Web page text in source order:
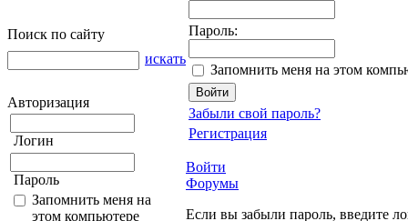
Поиск по сайту
искать
Авторизация
Логин
Пароль
Запомнить меня на
этом компьютере
Пароль:
Запомнить меня на этом
Забыли свой пароль?
Регистрация
Войти
Форумы
Если вы забыли пароль, введите